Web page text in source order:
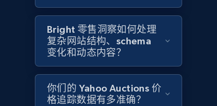
Home Depot US - Discover products by
specified UPC
URL, Domain, Country code, Model number,
and more.
Bright 零售洞察如何处理
复杂网站结构、schema
变化和动态内容？
你们的 Yahoo Auctions 价
格追踪数据有多准确？